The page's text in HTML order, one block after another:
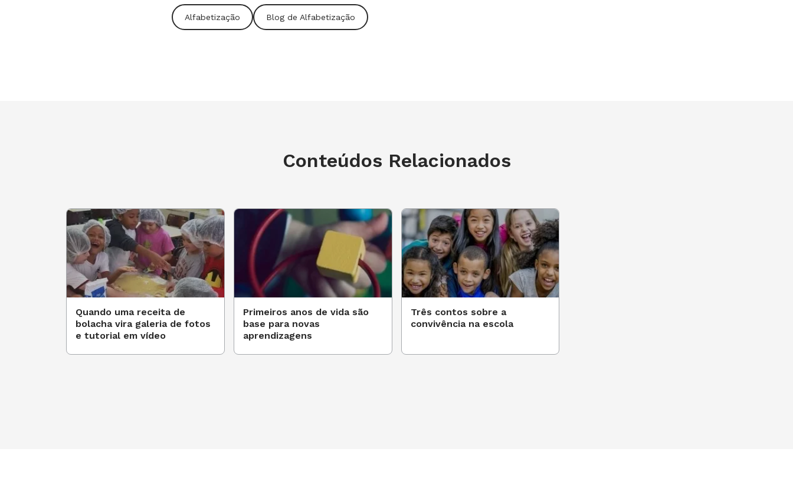
Há pouco tempo, a creche era considerada apenas um lugar de "guardar as
Na BNCC de Educação Infantil, os objetivos de aprendizagem e
Fundamntal, as ações de leitura vão se ampliando, com maior grau de
abrangência e complexidade ano a ano. Veja o que o documento estabelece
para os bebês (crianças de zero a 1 ano e 6 meses):
(EI01EF02) Demonstrar interesse ao ouvir a leitura de poemas
e a apresentação de músicas;
(EI01EF03) Demonstrar interesse ao ouvir histórias lidas ou
contadas, observando ilustrações os movimentos de leitura
Alfabetização Blog de Alfabetização
Conteúdos Relacionados
Quando uma receita de
bolacha vira galeria de fotos
e tutorial em vídeo
Primeiros anos de vida são
base para novas
aprendizagens
Três contos sobre a
convivência na escola